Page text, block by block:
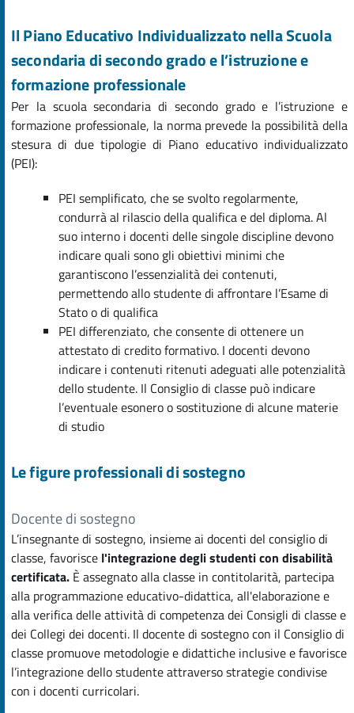
Il Piano Educativo Individualizzato nella Scuola
secondaria di secondo grado e l’istruzione e
formazione professionale
Per la scuola secondaria di secondo grado e l’istruzione e
formazione professionale, la norma prevede la possibilità della
stesura di due tipologie di Piano educativo individualizzato
(PEI):
PEI semplificato, che se svolto regolarmente,
condurrà al rilascio della qualifica e del diploma. Al
suo interno i docenti delle singole discipline devono
indicare quali sono gli obiettivi minimi che
garantiscono l’essenzialità dei contenuti,
permettendo allo studente di affrontare l’Esame di
Stato o di qualifica
PEI differenziato, che consente di ottenere un
attestato di credito formativo. I docenti devono
indicare i contenuti ritenuti adeguati alle potenzialità
dello studente. Il Consiglio di classe può indicare
l’eventuale esonero o sostituzione di alcune materie
di studio
Le figure professionali di sostegno
Docente di sostegno
L’insegnante di sostegno, insieme ai docenti del consiglio di
classe, favorisce l'integrazione degli studenti con disabilità
certificata. È assegnato alla classe in contitolarità, partecipa
alla programmazione educativo-didattica, all'elaborazione e
alla verifica delle attività di competenza dei Consigli di classe e
dei Collegi dei docenti. Il docente di sostegno con il Consiglio di
classe promuove metodologie e didattiche inclusive e favorisce
l’integrazione dello studente attraverso strategie condivise
con i docenti curricolari.